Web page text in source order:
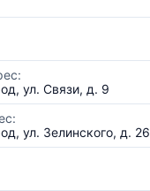
ул. Связи, д. 9
ул. Зелинского, д. 26